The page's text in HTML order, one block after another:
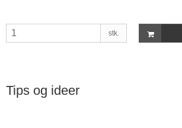
stk.
Tips og ideer